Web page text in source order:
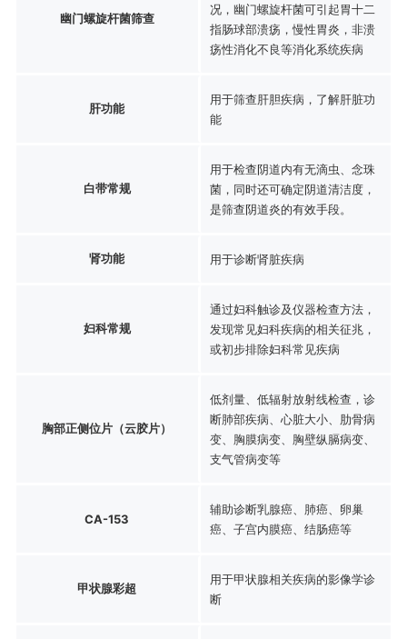
幽门螺旋杆菌筛查
况，幽门螺旋杆菌可引起胃十二
指肠球部溃疡，慢性胃炎，非溃
疡性消化不良等消化系统疾病
肝功能
用于筛查肝胆疾病，了解肝脏功
能
白带常规
用于检查阴道内有无滴虫、念珠
菌，同时还可确定阴道清洁度，
是筛查阴道炎的有效手段。
肾功能 用于诊断肾脏疾病
妇科常规
通过妇科触诊及仪器检查方法，
发现常见妇科疾病的相关征兆，
或初步排除妇科常见疾病
胸部正侧位片（云胶片）
低剂量、低辐射放射线检查，诊
断肺部疾病、心脏大小、肋骨病
变、胸膜病变、胸壁纵膈病变、
支气管病变等
CA-153
辅助诊断乳腺癌、肺癌、卵巢
癌、子宫内膜癌、结肠癌等
甲状腺彩超
用于甲状腺相关疾病的影像学诊
断